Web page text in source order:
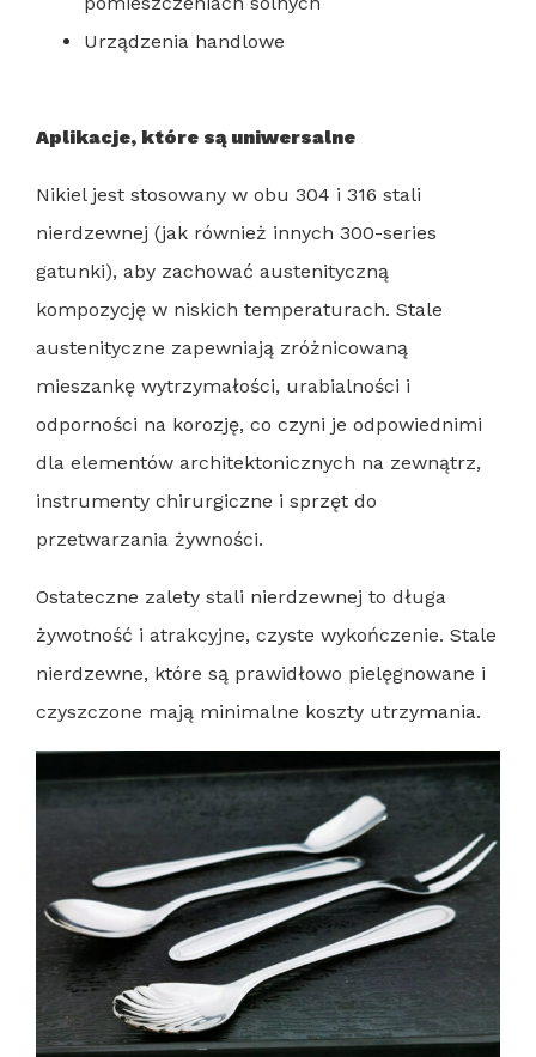
Urządzenia handlowe
Aplikacje, które są uniwersalne
Nikiel jest stosowany w obu 304 i 316 stali
nierdzewnej (jak również innych 300-series
gatunki), aby zachować austenityczną
kompozycję w niskich temperaturach. Stale
austenityczne zapewniają zróżnicowaną
mieszankę wytrzymałości, urabialności i
odporności na korozję, co czyni je odpowiednimi
dla elementów architektonicznych na zewnątrz,
instrumenty chirurgiczne i sprzęt do
przetwarzania żywności.
Ostateczne zalety stali nierdzewnej to długa
żywotność i atrakcyjne, czyste wykończenie. Stale
nierdzewne, które są prawidłowo pielęgnowane i
czyszczone mają minimalne koszty utrzymania.